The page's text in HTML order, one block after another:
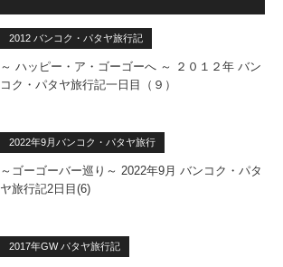
2012 バンコク・パタヤ旅行記
～ ハッピー・ア・ゴーゴーへ ～ ２０１２年 バン
コク・パタヤ旅行記一日目（９）
2022年9月バンコク・パタヤ旅行
～ゴーゴーバー巡り～ 2022年9月 バンコク・パタ
ヤ旅行記2日目(6)
2017年GW パタヤ旅行記